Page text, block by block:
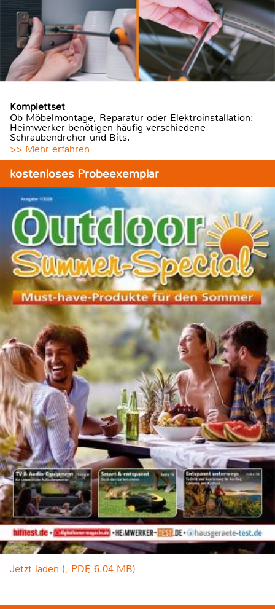
Komplettset
Ob Möbelmontage, Reparatur oder Elektroinstallation:
Heimwerker benötigen häufig verschiedene
Schraubendreher und Bits.
>> Mehr erfahren
kostenloses Probeexemplar
Jetzt laden (, PDF, 6.04 MB)